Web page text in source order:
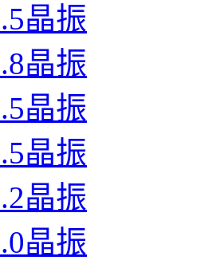
晶振
晶振
晶振
晶振
晶振
晶振